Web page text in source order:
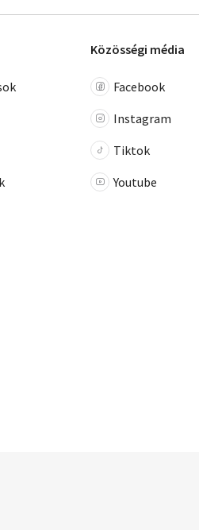
Közösségi média
Facebook
Instagram
Tiktok
Youtube